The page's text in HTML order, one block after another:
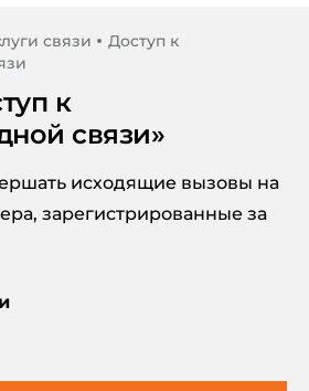
связи
Доступ к
к
связи»
исходящие вызовы на
зарегистрированные за